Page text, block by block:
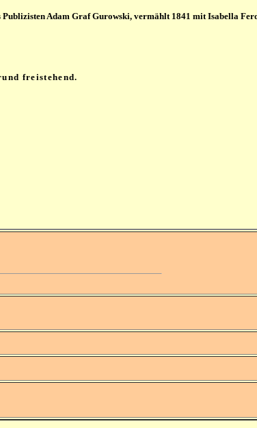
Adam Graf Gurowski, vermählt 1841 mit Isabella
freistehend.